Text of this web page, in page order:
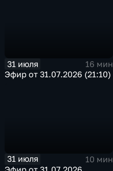
31 июля
16 мин
Эфир от 31.07.2026 (21:10)
31 июля
10 мин